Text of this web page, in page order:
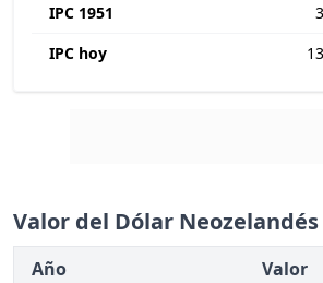
IPC 1951
IPC hoy
Valor del Dólar
Año
Valor